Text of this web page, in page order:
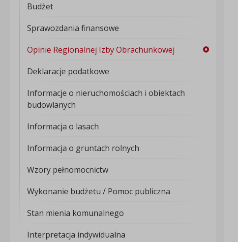
Budżet
Sprawozdania finansowe
Opinie Regionalnej Izby Obrachunkowej
Deklaracje podatkowe
Informacje o nieruchomościach i obiektach
budowlanych
Informacja o lasach
Informacja o gruntach rolnych
Wzory pełnomocnictw
Wykonanie budżetu / Pomoc publiczna
Stan mienia komunalnego
Interpretacja indywidualna